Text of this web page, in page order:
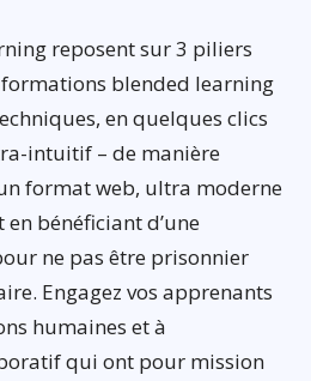
reposent sur 3 piliers
formations blended learning
en quelques clics
intuitif – de manière
format web, ultra moderne
bénéficiant d’une
ne pas être prisonnier
Engagez vos apprenants
humaines et à
qui ont pour mission